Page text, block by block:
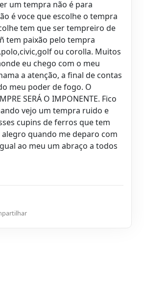
um tempra não é para
é voce que escolhe o tempra
tem que ser tempreiro de
tem paixão pelo tempra
ou corolla. Muitos
eu chego com o meu
a atenção, a final de contas
meu poder de fogo. O
SERÁ O IMPONENTE. Fico
vejo um tempra ruido e
cupins de ferros que tem
quando me deparo com
ao meu um abraço a todos